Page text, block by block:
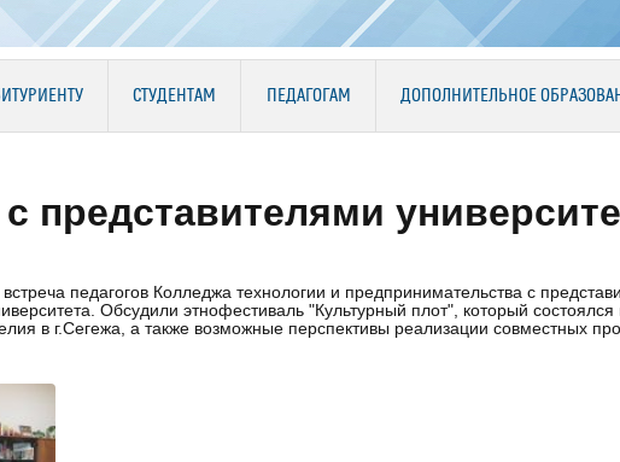
СТУДЕНТАМ ПЕДАГОГАМ ДОПОЛНИТЕЛЬНОЕ
представителями
педагогов Колледжа технологии и предпринимательства с
Обсудили этнофестиваль "Культурный плот", который
в г.Сегежа, а также возможные перспективы реализации совместных